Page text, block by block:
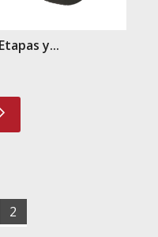
y...
2